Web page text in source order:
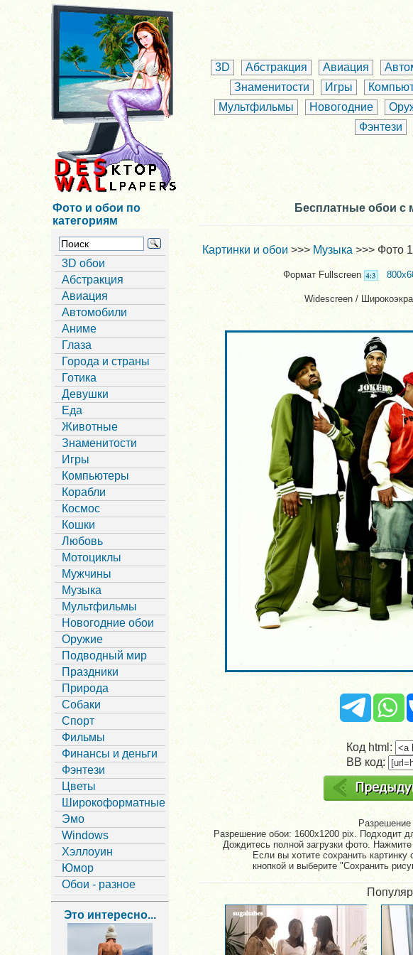
3D Абстракция Авиация
Знаменитости
Игры
Мультфильмы
Новогодние
Фэнтези
Фото и обои по
категориям
3D обои
Абстракция
Авиация
Автомобили
Аниме
Глаза
Города и страны
Готика
Девушки
Еда
Животные
Знаменитости
Игры
Компьютеры
Корабли
Космос
Кошки
Любовь
Мотоциклы
Мужчины
Музыка
Мультфильмы
Новогодние обои
Оружие
Подводный мир
Праздники
Природа
Собаки
Спорт
Фильмы
Финансы и деньги
Фэнтези
Цветы
Широкоформатные
Эмо
Windows
Хэллоуин
Юмор
Обои - разное
Это интересно...
Бесплатные обои с
Картинки и обои>>>Музыка >>> Фото
Формат Fullscreen
Widescreen /
Код html:
BB код:
Разрешение обои: 1600x1200 pix. Подходит
Дождитесь полной загрузки фото.
Если вы хотите сохранить картинку
кнопкой и выберите "Сохранить